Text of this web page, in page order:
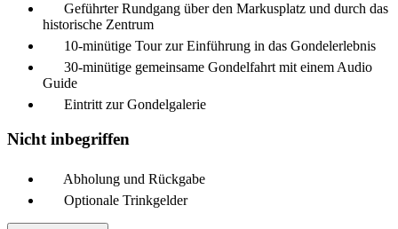
Geführter Rundgang über den Markusplatz und durch das
historische Zentrum
10-minütige Tour zur Einführung in das Gondelerlebnis
30-minütige gemeinsame Gondelfahrt mit einem Audio
Guide
Eintritt zur Gondelgalerie
Nicht inbegriffen
Abholung und Rückgabe
Optionale Trinkgelder